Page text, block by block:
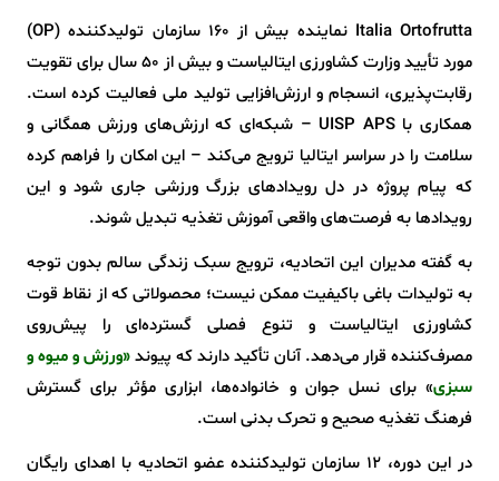
Italia Ortofrutta نماینده بیش از ۱۶۰ سازمان تولیدکننده (OP)
مورد تأیید وزارت کشاورزی ایتالیاست و بیش از 50 سال برای تقویت
رقابت‌پذیری، انسجام و ارزش‌افزایی تولید ملی فعالیت کرده است.
همکاری با UISP APS – شبکه‌ای که ارزش‌های ورزش همگانی و
سلامت را در سراسر ایتالیا ترویج می‌کند – این امکان را فراهم کرده
که پیام پروژه در دل رویدادهای بزرگ ورزشی جاری شود و این
رویدادها به فرصت‌های واقعی آموزش تغذیه تبدیل شوند.
به گفته مدیران این اتحادیه، ترویج سبک زندگی سالم بدون توجه
به تولیدات باغی باکیفیت ممکن نیست؛ محصولاتی که از نقاط قوت
کشاورزی ایتالیاست و تنوع فصلی گسترده‌ای را پیش‌روی
مصرف‌کننده قرار می‌دهد. آنان تأکید دارند که پیوند«ورزش و میوه‌ و
سبزی» برای نسل جوان و خانواده‌ها، ابزاری مؤثر برای گسترش
فرهنگ تغذیه صحیح و تحرک بدنی است.
در این دوره، ۱۲ سازمان تولیدکننده عضو اتحادیه با اهدای رایگان